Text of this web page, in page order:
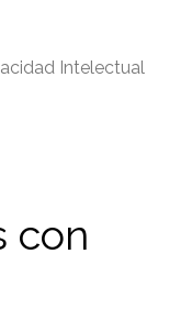
Intelectual
con